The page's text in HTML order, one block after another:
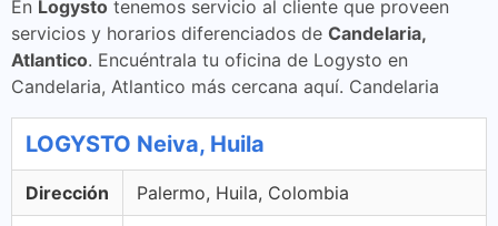
En Logysto tenemos servicio al cliente que proveen
servicios y horarios diferenciados de Candelaria,
Atlantico. Encuéntrala tu oficina de Logysto en
Candelaria, Atlantico más cercana aquí. Candelaria
LOGYSTO Neiva, Huila
Dirección Palermo, Huila, Colombia